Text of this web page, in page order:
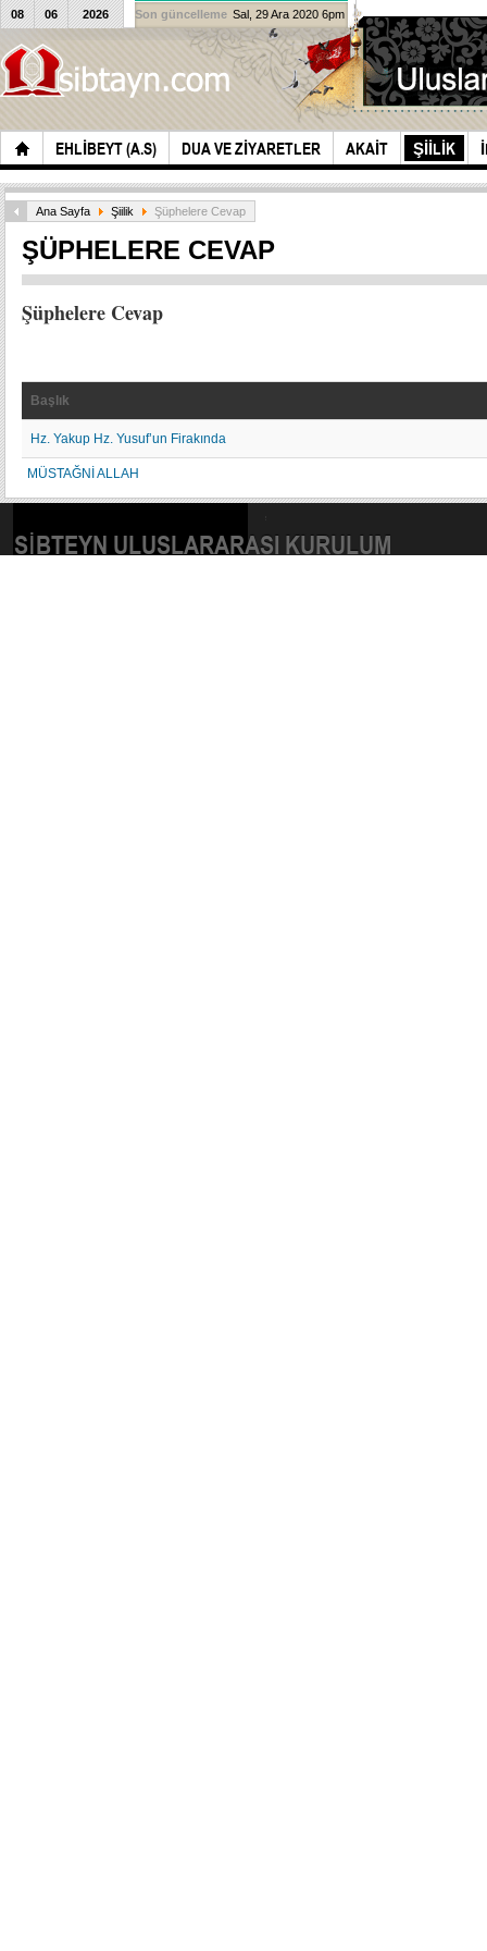
EHLIBEYT (A.S) DUA VE ZIYARETLER AKAIT ŞIILIK
08 06 2026 Son güncelleme Sal, 29 Ara 2020 6pm
Ana Sayfa Şiilik Şüphelere Cevap
ŞÜPHELERE CEVAP
Şüphelere Cevap
Başlık
Hz. Yakup Hz. Yusuf’un Firakında
MÜSTAĞNİ ALLAH
SIBTEYN ULUSLARARASI KURULUM